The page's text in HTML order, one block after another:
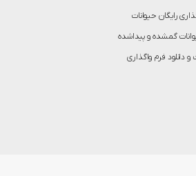
رایگان حیوانات
گمشده و پیداشده
و دانلود فرم واگذاری